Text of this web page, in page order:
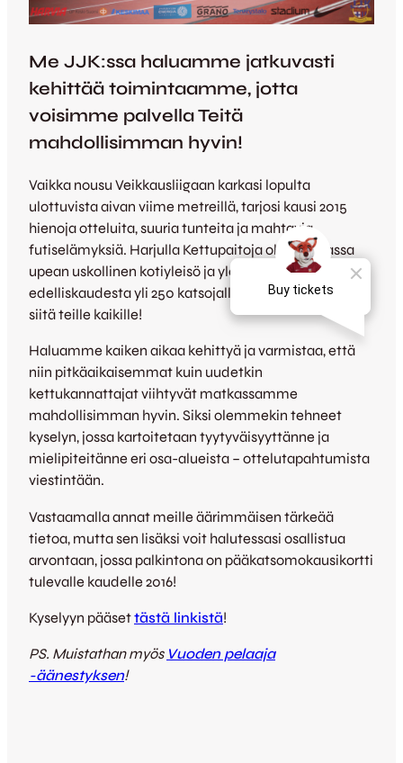
Me JJK:ssa haluamme jatkuvasti
kehittää toimintaamme, jotta
voisimme palvella Teitä
mahdollisimman hyvin!
Vaikka nousu Veikkausliigaan karkasi lopulta
ulottuvista aivan viime metreillä, tarjosi kausi 2015
hienoja otteluita, suuria tunteita ja mahtavia
futiselämyksiä. Harjulla Kettupaitoja oli tukemassa
upean uskollinen kotiyleisö ja ylesökeskiarvo nousikin
edelliskaudesta yli 250 katsojalla – suuret kiitokset
siitä teille kaikille!
Haluamme kaiken aikaa kehittyä ja varmistaa, että
niin pitkäaikaisemmat kuin uudetkin
kettukannattajat viihtyvät matkassamme
mahdollisimman hyvin. Siksi olemmekin tehneet
kyselyn, jossa kartoitetaan tyytyväisyyttänne ja
mielipiteitänne eri osa-alueista – ottelutapahtumista
viestintään.
Vastaamalla annat meille äärimmäisen tärkeää
tietoa, mutta sen lisäksi voit halutessasi osallistua
arvontaan, jossa palkintona on pääkatsomokausikortti
tulevalle kaudelle 2016!
Kyselyyn pääsettästä linkistä!
PS. Muistathan myös Vuoden pelaaja
-äänestyksen!